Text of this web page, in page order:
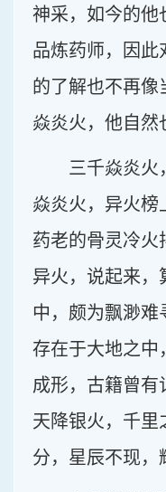
神采，如今的他
品炼药师，因此
的了解也不再像
焱炎火，他自然
三千焱炎火
焱炎火，异火榜
药老的骨灵冷火
异火，说起来，
中，颇为飘渺难
存在于大地之中
成形，古籍曾有
天降银火，千里
分，星辰不现，